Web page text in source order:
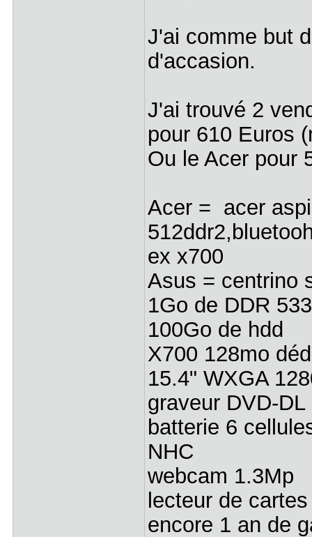
J'ai comme but
d'accasion.
J'ai trouvé 2
pour 610 Euros
Ou le Acer pour
Acer = acer
ex x700
Asus = centrino
1Go de DDR
100Go de hdd
X700 128mo
15.4" WXGA
graveur DVD-
batterie 6
NHC
webcam 1.3Mp
lecteur de
encore 1 an de